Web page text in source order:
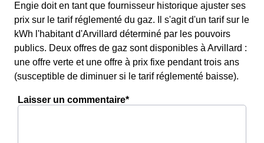
Engie doit en tant que fournisseur historique ajuster ses
prix sur le tarif réglementé du gaz. Il s'agit d'un tarif sur le
kWh l'habitant d'Arvillard déterminé par les pouvoirs
publics. Deux offres de gaz sont disponibles à Arvillard :
une offre verte et une offre à prix fixe pendant trois ans
(susceptible de diminuer si le tarif réglementé baisse).
Laisser un commentaire*